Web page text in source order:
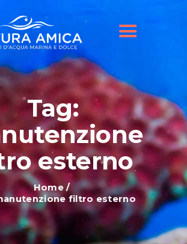
Tag:
esterno
Home
filtro esterno
NEGOZIO